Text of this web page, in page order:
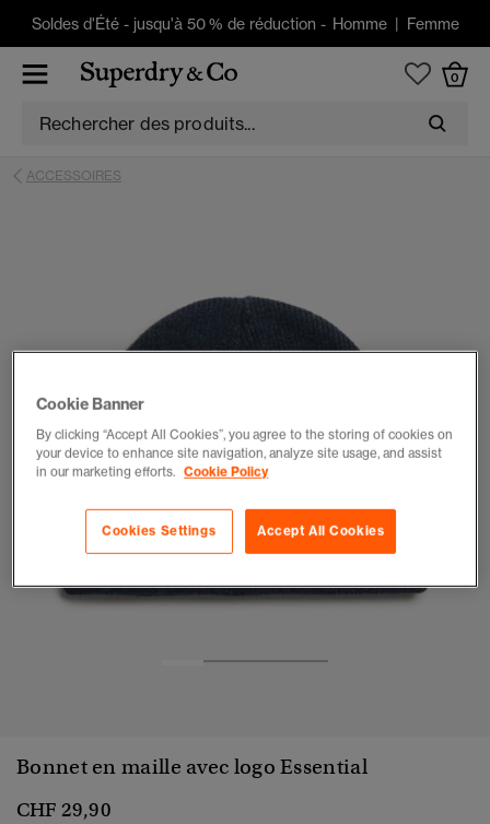
Soldes d'Été -jusqu'à 50 % de réduction - Homme| Femme
0
ACCESSOIRES
Bonnet en maille avec logo Essential
CHF 29,90
Cookie Banner
By clicking “Accept All Cookies”, you agree to the storing of cookies on
your device to enhance site navigation, analyze site usage, and assist
in our marketing efforts. Cookie Policy
Accept All Cookies
Cookies Settings